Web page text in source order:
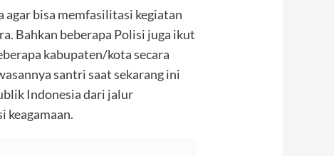
bisa memfasilitasi kegiatan
Bahkan beberapa Polisi juga ikut
kabupaten/kota secara
santri saat sekarang ini
Indonesia dari jalur
keagamaan.